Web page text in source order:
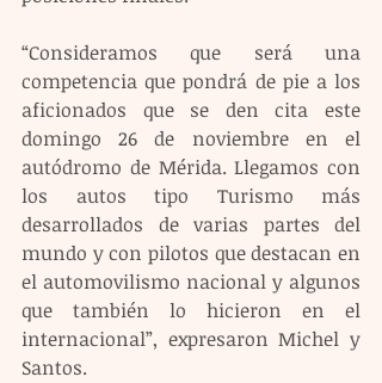
“Consideramos que será una
competencia que pondrá de pie a los
aficionados que se den cita este
domingo 26 de noviembre en el
autódromo de Mérida. Llegamos con
los autos tipo Turismo más
desarrollados de varias partes del
mundo y con pilotos que destacan en
el automovilismo nacional y algunos
que también lo hicieron en el
internacional”, expresaron Michel y
Santos.